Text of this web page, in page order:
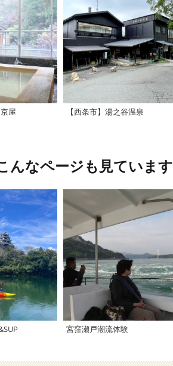
屋 【西条市】湯之谷温泉
んなページも見ています
宮窪瀬戸潮流体験